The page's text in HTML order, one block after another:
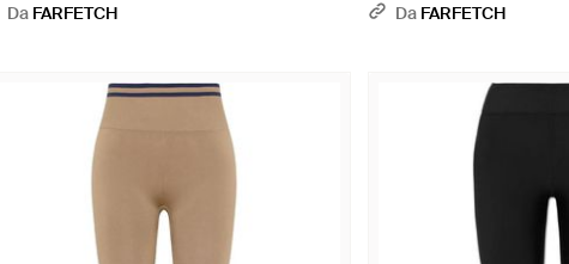
Da FARFETCH
Da FARFETCH